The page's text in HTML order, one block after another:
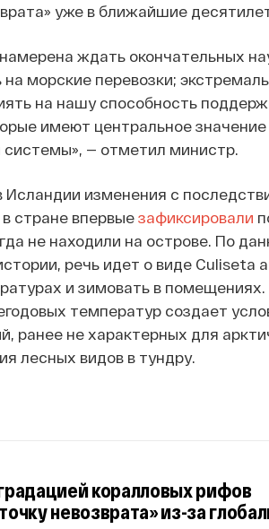
уже в ближайшие
ждать окончательных
морские перевозки;
на нашу способность
имеют центральное
— отметил министр.
изменения с
в стране впервыезафиксировали
не находили на острове. По
речь идет о виде Culiseta
и зимовать в помещениях.
температур создает
ранее не характерных для
лесных видов в тундру.
коралловых рифов
невозврата» из-за